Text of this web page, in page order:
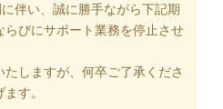
伴い、誠に勝手ながら下記期
らびにサポート業務を停止させ
しますが、何卒ご了承くださ
す。